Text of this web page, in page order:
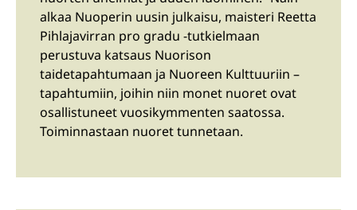
alkaa Nuoperin uusin julkaisu, maisteri Reetta
Pihlajavirran pro gradu -tutkielmaan
perustuva katsaus Nuorison
taidetapahtumaan ja Nuoreen Kulttuuriin –
tapahtumiin, joihin niin monet nuoret ovat
osallistuneet vuosikymmenten saatossa.
Toiminnastaan nuoret tunnetaan.